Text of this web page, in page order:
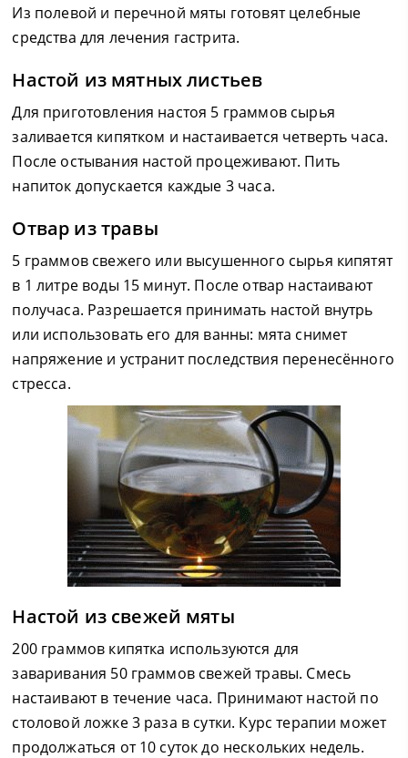
Из полевой и перечной мяты готовят целебные
средства для лечения гастрита.
Настой из мятных листьев
Для приготовления настоя 5 граммов сырья
заливается кипятком и настаивается четверть часа.
После остывания настой процеживают. Пить
напиток допускается каждые 3 часа.
Отвар из травы
5 граммов свежего или высушенного сырья кипятят
в 1 литре воды 15 минут. После отвар настаивают
получаса. Разрешается принимать настой внутрь
или использовать его для ванны: мята снимет
напряжение и устранит последствия перенесённого
стресса.
Настой из свежей мяты
200 граммов кипятка используются для
заваривания 50 граммов свежей травы. Смесь
настаивают в течение часа. Принимают настой по
столовой ложке 3 раза в сутки. Курс терапии может
продолжаться от 10 суток до нескольких недель.